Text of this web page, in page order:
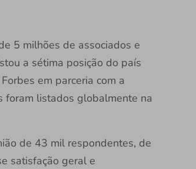
5 milhões de associados e
a sétima posição do país
em parceria com a
foram listados globalmente na
de 43 mil respondentes, de
satisfação geral e